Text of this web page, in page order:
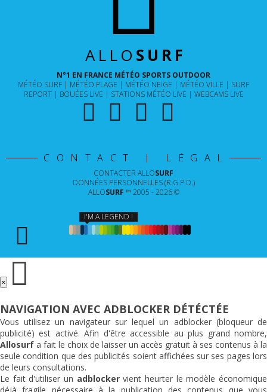
ALLO SURF
N°1 EN FRANCE MÉTÉO SPORTS OUTDOOR
MÉTÉO SURF
MÉTÉO PLAGE MÉTÉO NEIGE MÉTÉO VILLE
SURF
REPORT
BOUÉES LIVE STATIONS MÉTÉO LIVE WEBCAMS LIVE
CONTACT | LÉGAL
CONTACTER ALLOSURF
DONNÉES PERSONNELLES (R.G.P.D.)
ALLOSURF ™ 2005 - 2026 ©
I'M A LEGEND !
×
NAVIGATION AVEC ADBLOCKER DÉTÉCTÉE
Vous utilisez un navigateur sur lequel un adblocker (bloqueur de
publicité) est activé. Afin d'être accessible au plus grand nombre,
Allosurf a fait le choix de laisser un accès gratuit à ses contenus à la
seule condition que des publicités soient affichées sur ses pages lors
de leurs consultations.
Le fait d'utiliser un adblockervient heurter le modèle économique